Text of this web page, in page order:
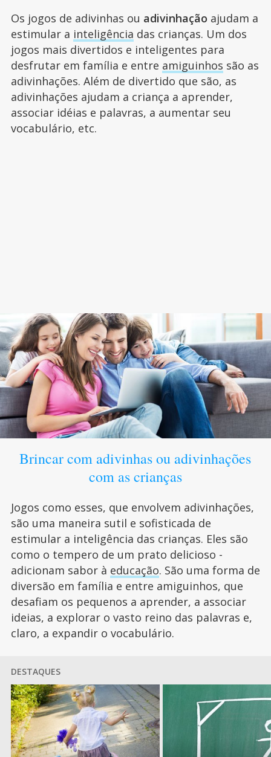
Os jogos de adivinhas ou adivinhação ajudam a
estimular a inteligência das crianças. Um dos
jogos mais divertidos e inteligentes para
desfrutar em família e entre amiguinhos são as
adivinhações. Além de divertido que são, as
adivinhações ajudam a criança a aprender,
associar idéias e palavras, a aumentar seu
vocabulário, etc.
Brincar com adivinhas ou adivinhações
com as crianças
Jogos como esses, que envolvem adivinhações,
são uma maneira sutil e sofisticada de
estimular a inteligência das crianças. Eles são
como o tempero de um prato delicioso -
adicionam sabor à educação. São uma forma de
diversão em família e entre amiguinhos, que
desafiam os pequenos a aprender, a associar
ideias, a explorar o vasto reino das palavras e,
claro, a expandir o vocabulário.
DESTAQUES